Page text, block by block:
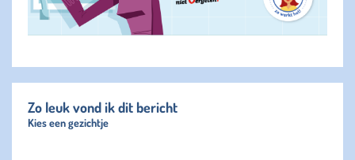
Zo leuk vond ik dit bericht
Kies een gezichtje